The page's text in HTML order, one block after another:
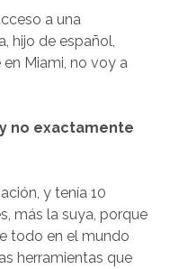
a una
hijo de español,
Miami, no voy a
no exactamente
y tenía 10
más la suya, porque
todo en el mundo
herramientas que